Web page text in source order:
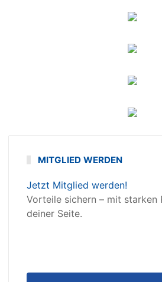
MITGLIED WERDEN
Jetzt Mitglied werden!
Vorteile sichern – mit starken
deiner Seite.